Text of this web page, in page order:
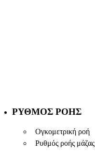
ΡΥΘΜΌΣ ΡΟΉΣ
Ογκομετρική ροή
Ρυθμός ροής μάζας